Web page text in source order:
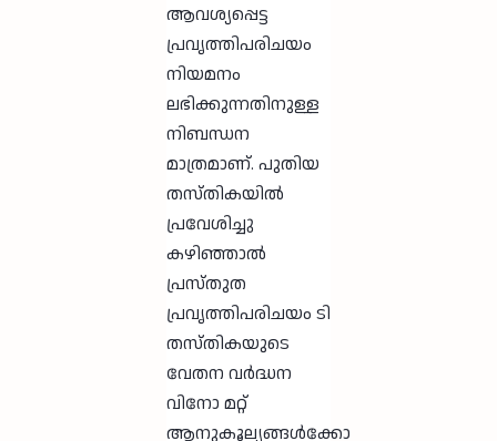
ആവശ്യപ്പെട്ട
പ്രവൃത്തിപരിചയം
നിയമനം
ലഭിക്കുന്നതിനുള്ള
നിബന്ധന
മാത്രമാണ്. പുതിയ
തസ്തികയിൽ
പ്രവേശിച്ചു
കഴിഞ്ഞാൽ
പ്രസ്തുത
പ്രവൃത്തിപരിചയം ടി
തസ്തികയുടെ
വേതന വർദ്ധന
വിനോ മറ്റ്
ആനുകൂല്യങ്ങൾക്കോ